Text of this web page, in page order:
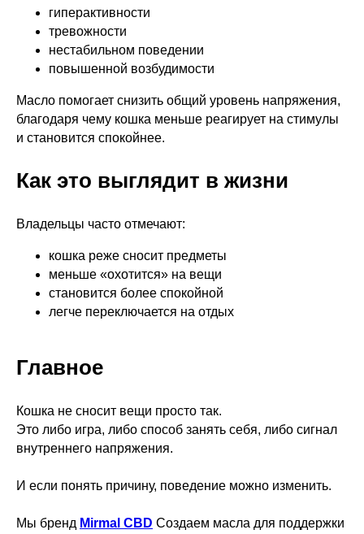
гиперактивности
тревожности
нестабильном поведении
повышенной возбудимости
Масло помогает снизить общий уровень напряжения,
благодаря чему кошка меньше реагирует на стимулы
и становится спокойнее.
Как это выглядит в жизни
Владельцы часто отмечают:
кошка реже сносит предметы
меньше «охотится» на вещи
становится более спокойной
легче переключается на отдых
Главное
Кошка не сносит вещи просто так.
Это либо игра, либо способ занять себя, либо сигнал
внутреннего напряжения.
И если понять причину, поведение можно изменить.
Мы бренд Mirmal CBD Создаем масла для поддержки